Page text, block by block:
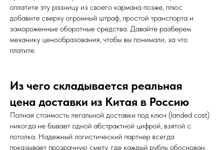
оплатите эту разницу из своего кармана позже, плюс
добавите сверху огромный штраф, простой транспорта и
замороженные оборотные средства. Давайте разберем
механику ценообразования, чтобы вы понимали, за что
платите.
Из чего складывается реальная
цена доставки из Китая в Россию
Полная стоимость легальной доставки под ключ (landed cost)
никогда не бывает одной абстрактной цифрой, взятой с
потолка. Надежный логистический партнер всегда
показывает прозрачную смету, где каждый рубль обоснован.